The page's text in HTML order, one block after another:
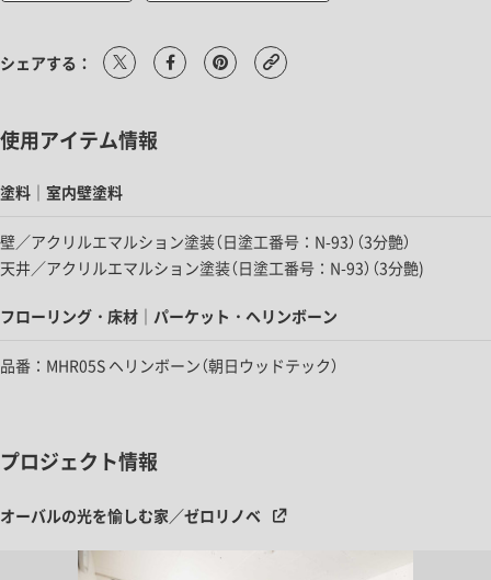
シェアする：
使用アイテム情報
塗料｜室内壁塗料
壁／アクリルエマルション塗装（日塗工番号：N-93）（3分艶）
天井／アクリルエマルション塗装（日塗工番号：N-93）（3分艶)
フローリング・床材｜パーケット・ヘリンボーン
品番：MHR05S ヘリンボーン（朝日ウッドテック）
プロジェクト情報
オーバルの光を愉しむ家／ゼロリノベ